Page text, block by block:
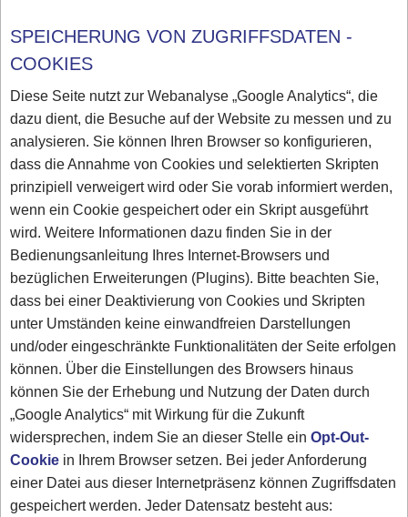
SPEICHERUNG VON ZUGRIFFSDATEN -
COOKIES
Diese Seite nutzt zur Webanalyse „Google Analytics“, die
dazu dient, die Besuche auf der Website zu messen und zu
analysieren. Sie können Ihren Browser so konfigurieren,
dass die Annahme von Cookies und selektierten Skripten
prinzipiell verweigert wird oder Sie vorab informiert werden,
wenn ein Cookie gespeichert oder ein Skript ausgeführt
wird. Weitere Informationen dazu finden Sie in der
Bedienungsanleitung Ihres Internet-Browsers und
bezüglichen Erweiterungen (Plugins). Bitte beachten Sie,
dass bei einer Deaktivierung von Cookies und Skripten
unter Umständen keine einwandfreien Darstellungen
und/oder eingeschränkte Funktionalitäten der Seite erfolgen
können. Über die Einstellungen des Browsers hinaus
können Sie der Erhebung und Nutzung der Daten durch
„Google Analytics“ mit Wirkung für die Zukunft
widersprechen, indem Sie an dieser Stelle einOpt-Out-
Cookie in Ihrem Browser setzen. Bei jeder Anforderung
einer Datei aus dieser Internetpräsenz können Zugriffsdaten
gespeichert werden. Jeder Datensatz besteht aus: